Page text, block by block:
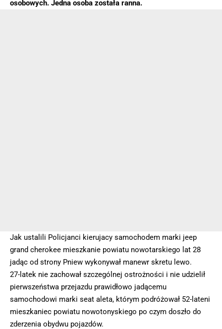
osobowych. Jedna osoba została ranna.
Jak ustalili Policjanci kierujacy samochodem marki jeep
grand cherokee mieszkanie powiatu nowotarskiego lat 28
jadąc od strony Pniew wykonywał manewr skretu lewo.
27-latek nie zachował szczególnej ostrożności i nie udzielił
pierwszeństwa przejazdu prawidłowo jadącemu
samochodowi marki seat aleta, którym podróżował 52-lateni
mieszkaniec powiatu nowotonyskiego po czym doszło do
zderzenia obydwu pojazdów.